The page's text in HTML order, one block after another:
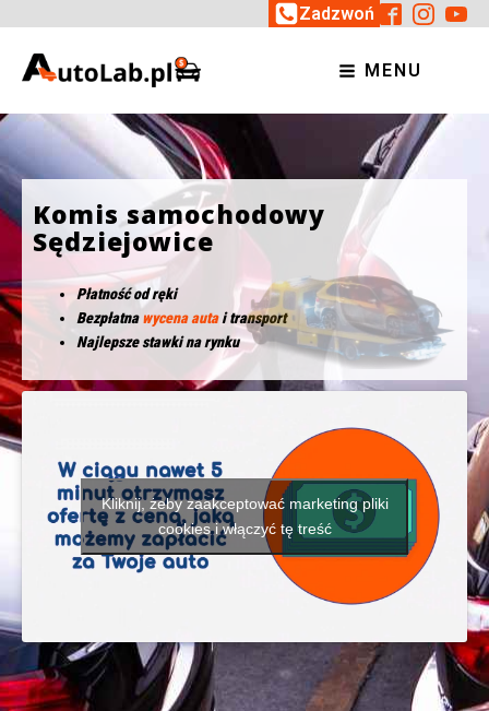
Zadzwoń
MENU
Komis samochodowy
Sędziejowice
Płatność od ręki
Bezpłatnawycena autai transport
Najlepsze stawki na rynku
Kliknij, żeby zaakceptować marketing pliki
cookies i włączyć tę treść